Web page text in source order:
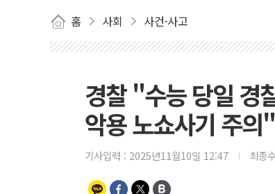
홈 사회 사건·사고
경찰 "수능 당일 경
악용 노쇼사기 주의"
기사입력 : 2025년11월10일 12:47 최종